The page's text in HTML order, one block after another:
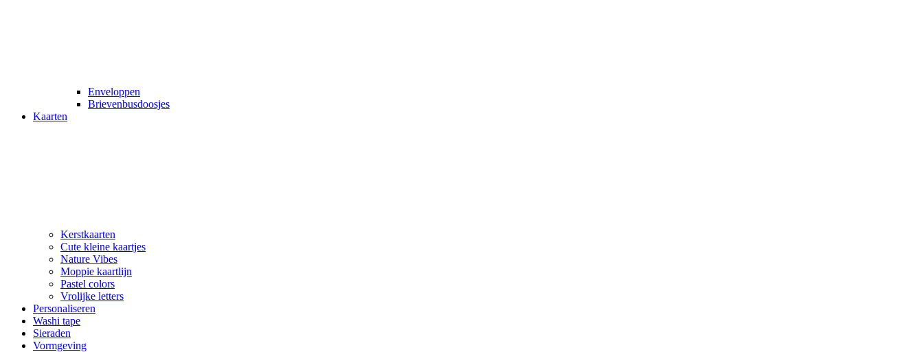
Enveloppen
Brievenbusdoosjes
Kaarten
Kerstkaarten
Cute kleine kaartjes
Nature Vibes
Moppie kaartlijn
Pastel colors
Vrolijke letters
Personaliseren
Washi tape
Sieraden
Vormgeving